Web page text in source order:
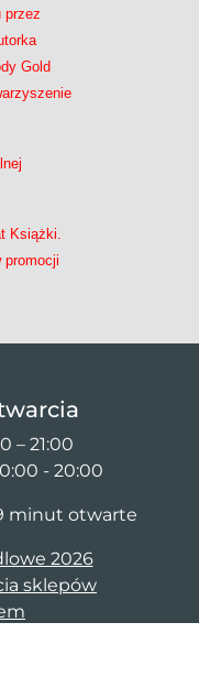
przez
Gold
Książki.
promocji
– 21:00
- 20:00
minut otwarte
2026
sklepów